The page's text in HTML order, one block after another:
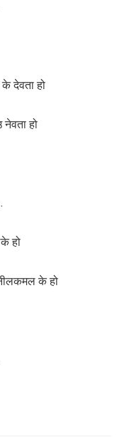
देवता हो
नेवता हो
हो
नीलकमल के हो